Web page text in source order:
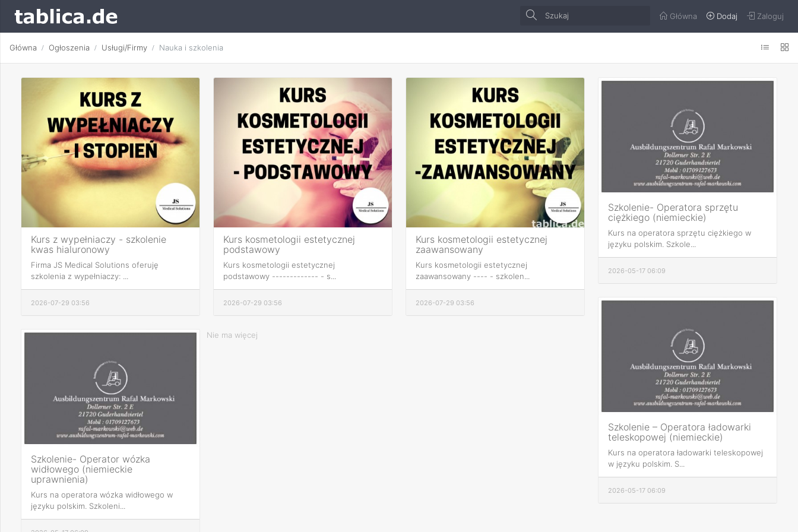
Główna Dodaj Zaloguj
Główna Ogłoszenia Usługi/Firmy Nauka i szkolenia
Kurs z wypełniaczy - szkolenie
kwas hialuronowy
Firma JS Medical Solutions oferuję
szkolenia z wypełniaczy: ...
2026-07-29 03:56
Kurs kosmetologii estetycznej
podstawowy
Kurs kosmetologii estetycznej
podstawowy ------------- - s...
2026-07-29 03:56
Kurs kosmetologii estetycznej
zaawansowany
Kurs kosmetologii estetycznej
zaawansowany ---- - szkolen...
2026-07-29 03:56
Szkolenie- Operatora sprzętu
ciężkiego (niemieckie)
Kurs na operatora sprzętu ciężkiego w
języku polskim. Szkole...
2026-05-17 06:09
Szkolenie – Operatora ładowarki
teleskopowej (niemieckie)
Kurs na operatora ładowarki teleskopowej
w języku polskim. S...
2026-05-17 06:09
Szkolenie- Operator wózka
widłowego (niemieckie
uprawnienia)
Kurs na operatora wózka widłowego w
języku polskim. Szkoleni...
Nie ma więcej